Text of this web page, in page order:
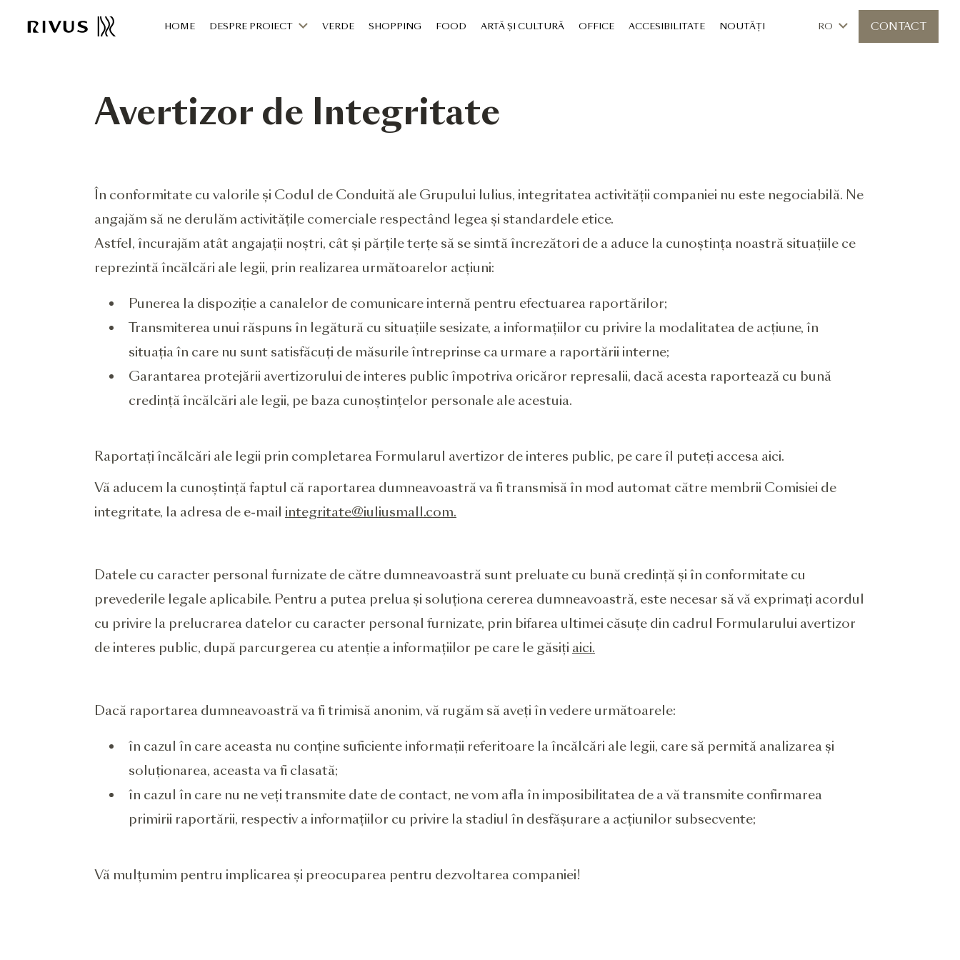
HOME DESPRE PROIECT VERDE SHOPPING FOOD ARTĂ ȘI CULTURĂ OFFICE ACCESIBILITATE NOUTĂȚI RO CONTACT
Avertizor de Integritate
În conformitate cu valorile și Codul de Conduită ale Grupului Iulius, integritatea activității companiei nu este negociabilă. Ne
angajăm să ne derulăm activitățile comerciale respectând legea și standardele etice.
Astfel, încurajăm atât angajații noștri, cât și părțile terțe să se simtă încrezători de a aduce la cunoștința noastră situațiile ce
reprezintă încălcări ale legii, prin realizarea următoarelor acțiuni:​
Punerea la dispoziție a canalelor de comunicare internă pentru efectuarea raportărilor;
Transmiterea unui răspuns în legătură cu situațiile sesizate, a informațiilor cu privire la modalitatea de acțiune, în
situația în care nu sunt satisfăcuți de măsurile întreprinse ca urmare a raportării interne;
Garantarea protejării avertizorului de interes public împotriva oricăror represalii, dacă acesta raportează cu bună
credință încălcări ale legii, pe baza cunoștințelor personale ale acestuia.
Raportați încălcări ale legii prin completarea Formularul avertizor de interes public, pe care îl puteți accesa aici.
Vă aducem la cunoștință faptul că raportarea dumneavoastră va fi transmisă în mod automat către membrii Comisiei de
integritate, la adresa de e-mail integritate@iuliusmall.com.
Datele cu caracter personal furnizate de către dumneavoastră sunt preluate cu bună credință și în conformitate cu
prevederile legale aplicabile. Pentru a putea prelua și soluționa cererea dumneavoastră, este necesar să vă exprimați acordul
cu privire la prelucrarea datelor cu caracter personal furnizate, prin bifarea ultimei căsuțe din cadrul Formularului avertizor
de interes public, după parcurgerea cu atenție a informațiilor pe care le găsiți aici.
Dacă raportarea dumneavoastră va fi trimisă anonim, vă rugăm să aveți în vedere următoarele:
în cazul în care aceasta nu conține suficiente informații referitoare la încălcări ale legii, care să permită analizarea și
soluționarea, aceasta va fi clasată;
în cazul în care nu ne veți transmite date de contact, ne vom afla în imposibilitatea de a vă transmite confirmarea
primirii raportării, respectiv a informațiilor cu privire la stadiul în desfășurare a acțiunilor subsecvente;
Vă mulțumim pentru implicarea și preocuparea pentru dezvoltarea companiei!